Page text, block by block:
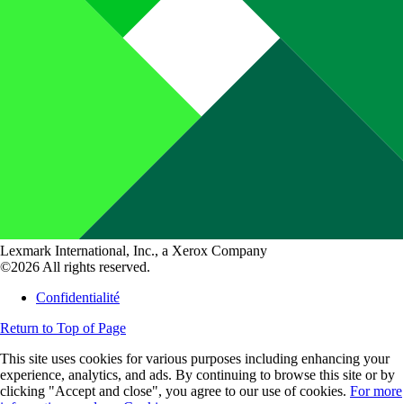
Lexmark International, Inc., a Xerox Company
©2026 All rights reserved.
Confidentialité
Return to Top of Page
This site uses cookies for various purposes including enhancing your
experience, analytics, and ads. By continuing to browse this site or by
clicking "Accept and close", you agree to our use of cookies. For more